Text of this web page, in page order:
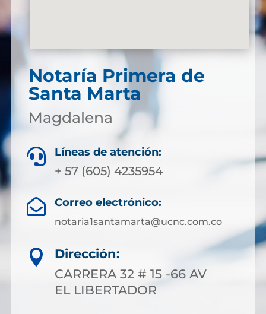
Notaría Primera de
Santa Marta
Magdalena
 Líneas de atención:
+ 57 (605) 4235954
 Correo electrónico:
notaria1santamarta@ucnc.com.co

Dirección:
CARRERA 32 # 15 -66 AV
EL LIBERTADOR